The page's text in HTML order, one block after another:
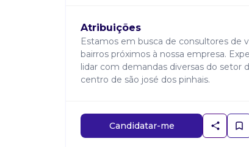
Atribuições
Estamos em busca de consultores de
bairros próximos à nossa empresa.
lidar com demandas diversas do setor
centro de são josé dos pinhais.
Candidatar-me